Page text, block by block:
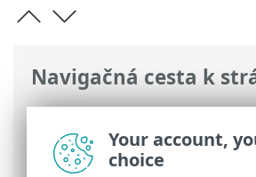
Navigačná cesta k
ESET Online pomocník>
Security Premium>
Kontroly> Kontrola
Your account,
choice